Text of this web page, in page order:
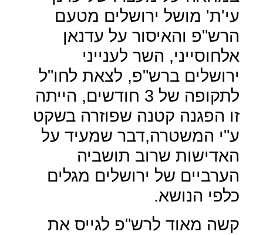
עי'ת' מושל ירושלים מטעם
הרש"פ והאיסור על עדנאן
אלחוסייני, השר לענייני
ירושלים ברש"פ, לצאת לחו"ל
לתקופה של 3 חודשים, הייתה
זו הפגנה קטנה שפוזרה בשקט
ע"י המשטרה,דבר שמעיד על
האדישות שרוב תושביה
הערביים של ירושלים מגלים
כלפי הנושא.
קשה מאוד לרש"פ לגייס את